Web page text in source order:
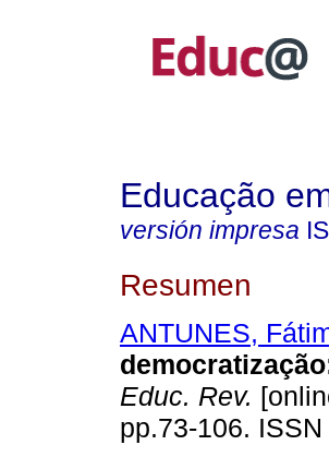
Educação
versión impresa
Resumen
ANTUNES,
Educ. Rev.
pp.73-106.